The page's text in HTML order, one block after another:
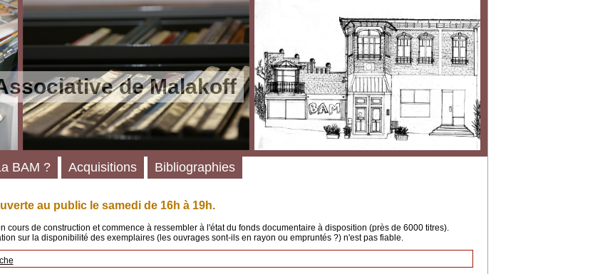
de Malakoff
au public le samedi de 16h à 19h.
cours de construction et commence à ressembler à l'état du fonds documentaire à disposition (près de 6000 titres).
sur la disponibilité des exemplaires (les ouvrages sont-ils en rayon ou empruntés ?) n'est pas fiable.
BAM ? Acquisitions Bibliographies